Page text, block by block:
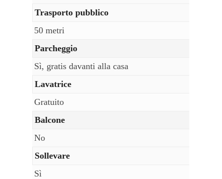
Trasporto pubblico
50 metri
Parcheggio
Sì, gratis davanti alla casa
Lavatrice
Gratuito
Balcone
No
Sollevare
Sì